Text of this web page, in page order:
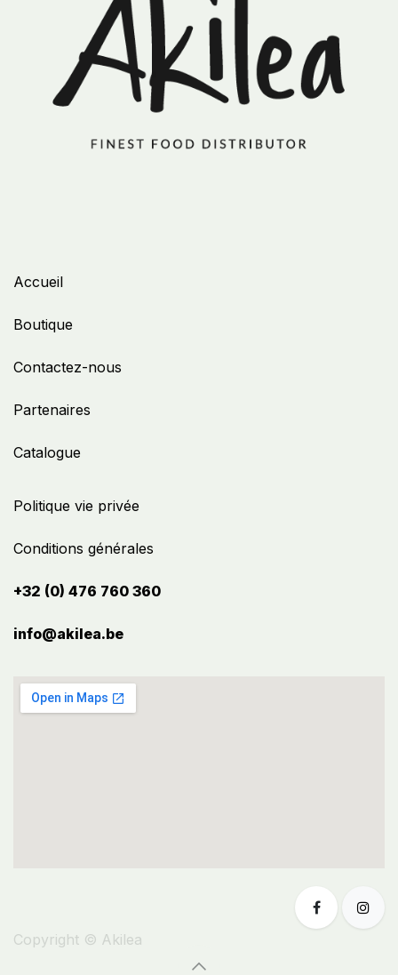
Politique vie privée
Conditions générales
+32 (0) 476 760 360
info@akilea.be​
Accueil
Boutique
Contactez-nous
Partenaires
Catalogue
Copyright © Akilea